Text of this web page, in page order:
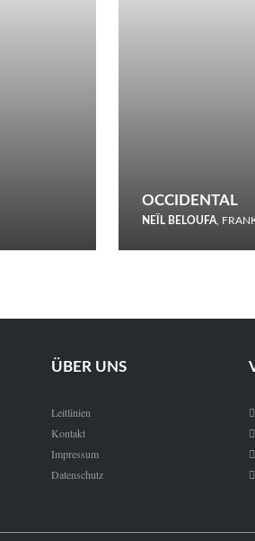
OCCIDENTAL
NEÏL BELOUFA,
ÜBER UNS
Leitlinien
Kontakt
Impressum
Datenschutz



